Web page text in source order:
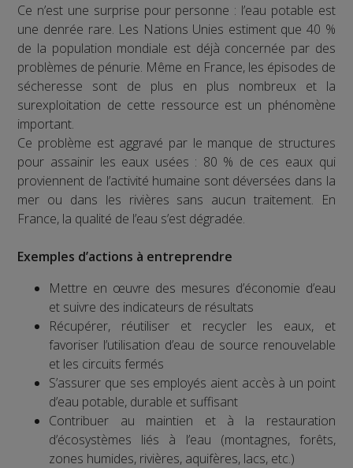
Ce n’est une surprise pour personne : l’eau potable est
une denrée rare. Les Nations Unies estiment que 40 %
de la population mondiale est déjà concernée par des
problèmes de pénurie. Même en France, les épisodes de
sécheresse sont de plus en plus nombreux et la
surexploitation de cette ressource est un phénomène
important.
Ce problème est aggravé par le manque de structures
pour assainir les eaux usées : 80 % de ces eaux qui
proviennent de l’activité humaine sont déversées dans la
mer ou dans les rivières sans aucun traitement. En
France, la qualité de l’eau s’est dégradée.
Exemples d’actions à entreprendre
Mettre en œuvre des mesures d’économie d’eau
et suivre des indicateurs de résultats
Récupérer, réutiliser et recycler les eaux, et
favoriser l’utilisation d’eau de source renouvelable
et les circuits fermés
S’assurer que ses employés aient accès à un point
d’eau potable, durable et suffisant
Contribuer au maintien et à la restauration
d’écosystèmes liés à l’eau (montagnes, forêts,
zones humides, rivières, aquifères, lacs, etc.)